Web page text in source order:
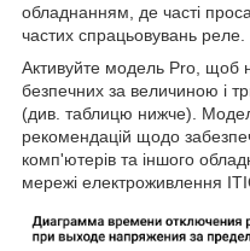
обладнанням, де часті
частих спрацьовувань реле.
Активуйте модель Pro, щоб
безпечних за величиною і
(див. таблицю нижче).
рекомендацій щодо
комп'ютерів та іншого
мережі електроживлення